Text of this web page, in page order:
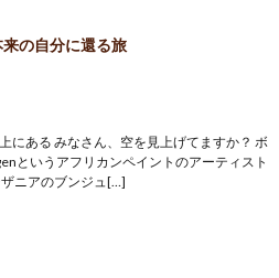
の自分に還る旅
にある みなさん、空を見上げてますか？ ボ
というアフリカンペイントのアーティスト
ニアのブンジュ[…]